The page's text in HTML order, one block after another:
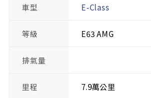
車型 E-Class
等級 E63 AMG
排氣量
里程 7.9萬公里